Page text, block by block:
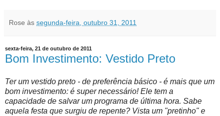
Rose às segunda-feira, outubro 31, 2011
sexta-feira, 21 de outubro de 2011
Bom Investimento: Vestido Preto
Ter um vestido preto - de preferência básico - é mais que um
bom investimento: é super necessário! Ele tem a
capacidade de salvar um programa de última hora. Sabe
aquela festa que surgiu de repente? Vista um "pretinho" e